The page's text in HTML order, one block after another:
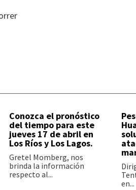
Conozca el pronóstico
del tiempo para este
jueves 17 de abril en
Los Ríos y Los Lagos.
Gretel Momberg, nos
brinda la información
respecto al...
en...